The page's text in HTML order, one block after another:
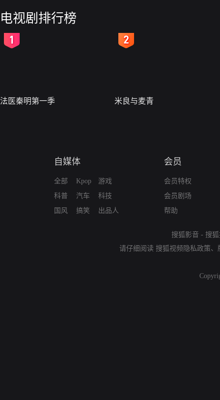
电视剧排行榜
法医秦明第一季 米良与麦青
自媒体
全部
科普
国风
Kpop
汽车
搞笑
游戏
科技
出品人
会员
会员特权
会员剧场
帮助
搜狐影音 - 搜
请仔细阅读 搜狐视频隐私政策、